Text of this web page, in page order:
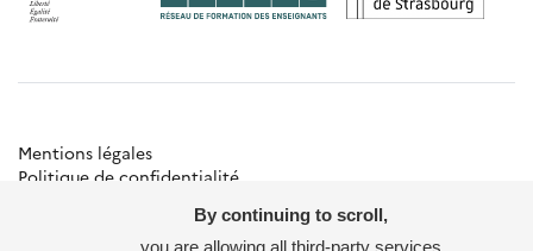
Mentions légales
Politique de confidentialité
By continuing to scroll,
you are allowing all third-party services